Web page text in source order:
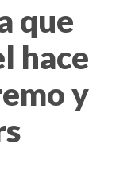
que
hace
y